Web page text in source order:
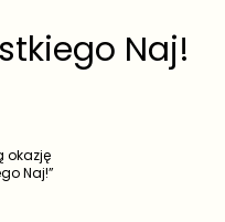
Naj!
okazję
Naj!”